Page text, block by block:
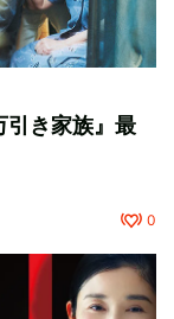
引き家族』最
0